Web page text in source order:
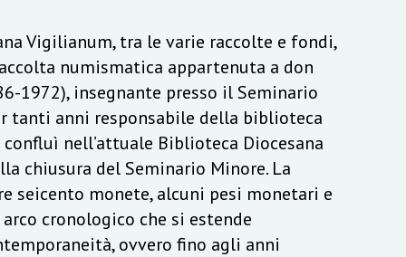
Vigilianum, tra le varie raccolte e fondi,
numismatica appartenuta a don
1972), insegnante presso il Seminario
tanti anni responsabile della biblioteca
nell’attuale Biblioteca Diocesana
chiusura del Seminario Minore. La
seicento monete, alcuni pesi monetari e
cronologico che si estende
ovvero fino agli anni